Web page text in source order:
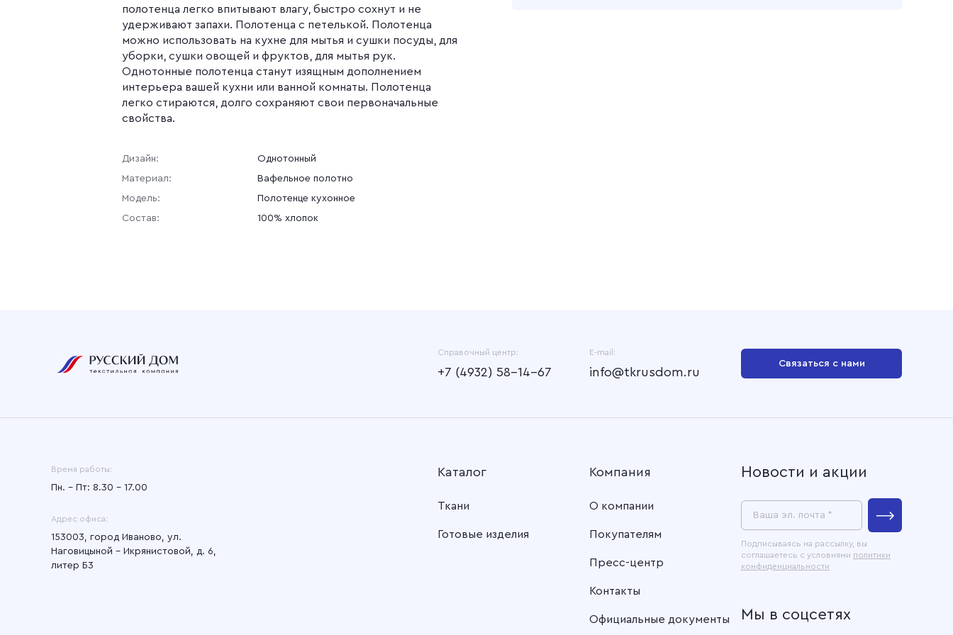
полотенца легко впитывают влагу, быстро сохнут и не
удерживают запахи. Полотенца с петелькой. Полотенца
можно использовать на кухне для мытья и сушки посуды, для
уборки, сушки овощей и фруктов, для мытья рук.
Однотонные полотенца станут изящным дополнением
интерьера вашей кухни или ванной комнаты. Полотенца
легко стираются, долго сохраняют свои первоначальные
свойства.
Дизайн:
Однотонный
Материал:
Вафельное полотно
Модель:
Полотенце кухонное
Состав:
100% хлопок
Справочный центр:
+7 (4932) 58-14-67
E-mail:
info@tkrusdom.ru
Связаться с нами
Время работы:
Пн. – Пт: 8.30 – 17.00
Адрес офиса:
153003, город Иваново, ул.
Наговицыной - Икрянистовой, д. 6,
литер Б3
Каталог
Ткани
Готовые изделия
Компания
О компании
Покупателям
Пресс-центр
Контакты
Официальные документы
Новости и акции
Ваша эл. почта *
Подписываясь на рассылку, вы
соглашаетесь с условиями политики
конфиденциальности
Мы в соцсетях